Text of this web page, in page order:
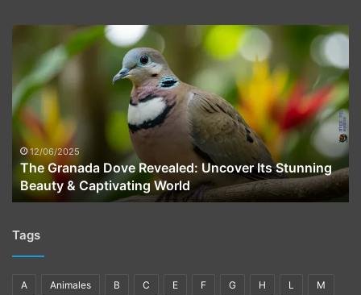
Granada
Dove
Revealed:
Uncover
Its
Stunning
Beauty
Captivating
World
12/06/2025
The Granada Dove Revealed: Uncover Its Stunning
Beauty & Captivating World
Tags
A Animales B C E F G H L M